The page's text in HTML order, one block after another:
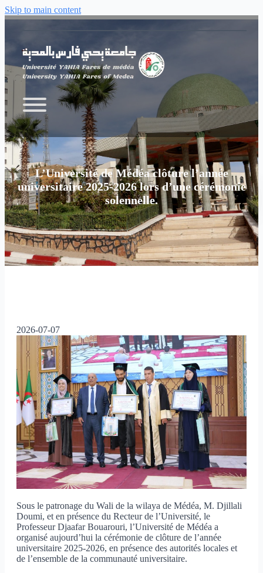
Skip to main content
L’Université de Médéa clôture l’année
universitaire 2025-2026 lors d’une cérémonie
solennelle.
2026-07-07
Sous le patronage du Wali de la wilaya de Médéa, M. Djillali
Doumi, et en présence du Recteur de l’Université, le
Professeur Djaafar Bouarouri, l’Université de Médéa a
organisé aujourd’hui la cérémonie de clôture de l’année
universitaire 2025-2026, en présence des autorités locales et
de l’ensemble de la communauté universitaire.